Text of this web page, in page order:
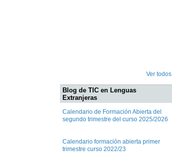
Ver todos
Blog de TIC en Lenguas
Extranjeras
Calendario de Formación Abierta del
segundo trimestre del curso 2025/2026
Calendario formación abierta primer
trimestre curso 2022/23